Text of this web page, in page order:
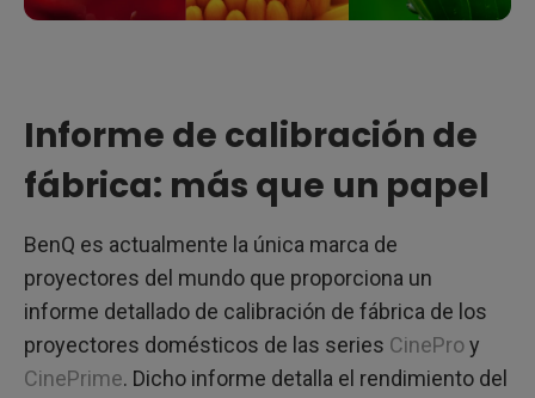
Informe de calibración de
fábrica: más que un papel
BenQ es actualmente la única marca de
proyectores del mundo que proporciona un
informe detallado de calibración de fábrica de los
proyectores domésticos de las series CineProy
CinePrime. Dicho informe detalla el rendimiento del